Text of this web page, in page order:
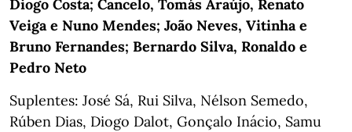
Diogo Costa; Cancelo, Tomás Araújo, Renato
Veiga e Nuno Mendes; João Neves, Vitinha e
Bruno Fernandes; Bernardo Silva, Ronaldo e
Pedro Neto
Suplentes: José Sá, Rui Silva, Nélson Semedo,
Rúben Dias, Diogo Dalot, Gonçalo Inácio, Samu